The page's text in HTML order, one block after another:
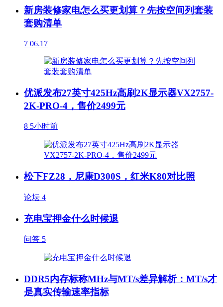
新房装修家电怎么买更划算？先按空间列套装
套购清单
7 06.17
优派发布27英寸425Hz高刷2K显示器VX2757-
2K-PRO-4，售价2499元
8 5小时前
松下FZ28，尼康D300S，红米K80对比照
论坛 4
充电宝押金什么时候退
问答 5
DDR5内存标称MHz与MT/s差异解析：MT/s才
是真实传输速率指标